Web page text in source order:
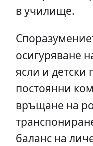
в училище.
осигуряване
ясли и детски
постоянни
връщане на
баланс на